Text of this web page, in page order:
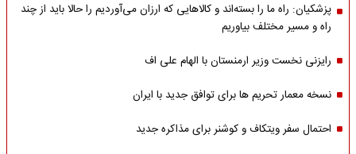
پزشکیان: راه ما را بسته‌اند و کالاهایی که ارزان می‌آوردیم را حالا باید از چند
راه و مسیر مختلف بیاوریم
رایزنی نخست وزیر ارمنستان با الهام علی اف
نسخه معمار تحریم ها برای توافق جدید با ایران
احتمال سفر ویتکاف و کوشنر برای مذاکره جدید